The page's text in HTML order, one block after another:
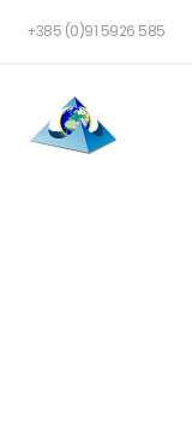
+385 (0)91 5926 585